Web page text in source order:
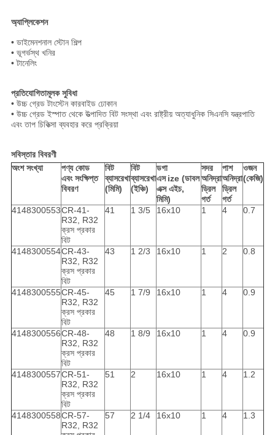
অ্যাপ্লিকেশন
• ডাইমেনশনাল স্টোন শিল্প
• ভূগর্ভস্থ খনির
• টানেলিং
প্রতিযোগিতামূলক সুবিধা
• উচ্চ গ্রেড টাংস্টেন কারবাইড ঢোকান
• উচ্চ গ্রেড ইস্পাত থেকে উত্পাদিত বিট সংস্থা এবং রাষ্ট্রীয় অত্যাধুনিক সিএনসি যন্ত্রপাতি
এবং তাপ চিকিত্সা ব্যবহার করে প্রক্রিয়া
সবিস্তার বিবরণী
অংশ সংখ্যা
পণ্য কোড
এবং সংক্ষিপ্ত
বিবরণ
বিট
ব্যাসরেখা
(মিমি)
বিট
ব্যাসরেখা
(ইঞ্চি)
ডগা
এস ize (ডাবল
এক্স এইচ,
মিমি)
সদর
অনিদ্রা
ড্রিল
গর্ত
পাশ
অনিদ্রা
ড্রিল
গর্ত
ওজন
(কেজি)
4148300553CR-41-
R32, R32
ক্রস প্রকার
বিট
41 1 3/5 16x10 1 4 0.7
4148300554CR-43-
R32, R32
ক্রস প্রকার
বিট
43 1 2/3 16x10 1 2 0.8
4148300555CR-45-
R32, R32
ক্রস প্রকার
বিট
45 1 7/9 16x10 1 4 0.9
4148300556CR-48-
R32, R32
ক্রস প্রকার
বিট
48 1 8/9 16x10 1 4 0.9
4148300557CR-51-
R32, R32
ক্রস প্রকার
বিট
51 2 16x10 1 4 1.2
4148300558CR-57-
R32, R32
57 2 1/4 16x10 1 4 1.3